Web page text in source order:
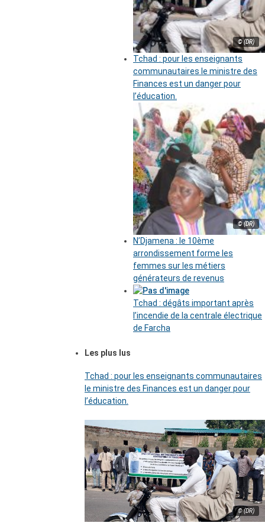
© (DR)
Tchad : pour les enseignants
communautaires le ministre des
Finances est un danger pour
l’éducation.
© (DR)
N’Djamena : le 10ème
arrondissement forme les
femmes sur les métiers
générateurs de revenus
Tchad : dégâts important après
l’incendie de la centrale électrique
de Farcha
Les plus lus
Tchad : pour les enseignants communautaires
le ministre des Finances est un danger pour
l’éducation.
© (DR)